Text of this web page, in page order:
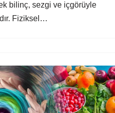
bilinç, sezgi ve içgörüyle
Fiziksel…